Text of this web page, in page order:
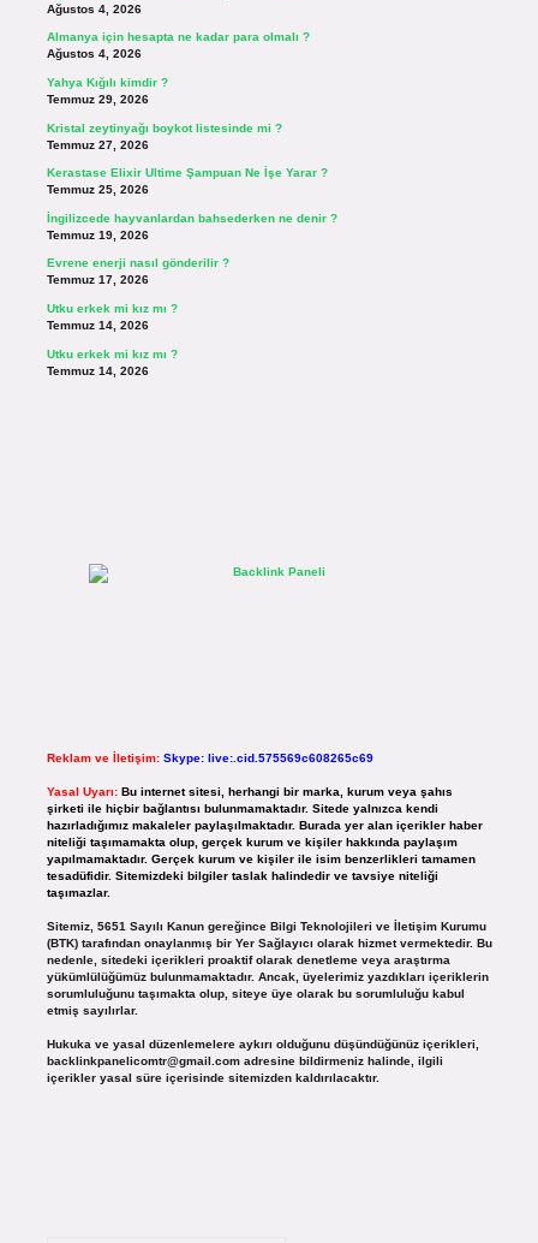
Ağustos 4, 2026
Almanya için hesapta ne kadar para olmalı ?
Ağustos 4, 2026
Yahya Kığılı kimdir ?
Temmuz 29, 2026
Kristal zeytinyağı boykot listesinde mi ?
Temmuz 27, 2026
Kerastase Elixir Ultime Şampuan Ne İşe Yarar ?
Temmuz 25, 2026
İngilizcede hayvanlardan bahsederken ne denir ?
Temmuz 19, 2026
Evrene enerji nasıl gönderilir ?
Temmuz 17, 2026
Utku erkek mi kız mı ?
Temmuz 14, 2026
Utku erkek mi kız mı ?
Temmuz 14, 2026
Reklam ve İletişim: Skype: live:.cid.575569c608265c69
Yasal Uyarı: Bu internet sitesi, herhangi bir marka, kurum veya şahıs
şirketi ile hiçbir bağlantısı bulunmamaktadır. Sitede yalnızca kendi
hazırladığımız makaleler paylaşılmaktadır. Burada yer alan içerikler haber
niteliği taşımamakta olup, gerçek kurum ve kişiler hakkında paylaşım
yapılmamaktadır. Gerçek kurum ve kişiler ile isim benzerlikleri tamamen
tesadüfidir. Sitemizdeki bilgiler taslak halindedir ve tavsiye niteliği
taşımazlar.
Sitemiz, 5651 Sayılı Kanun gereğince Bilgi Teknolojileri ve İletişim Kurumu
(BTK) tarafından onaylanmış bir Yer Sağlayıcı olarak hizmet vermektedir. Bu
nedenle, sitedeki içerikleri proaktif olarak denetleme veya araştırma
yükümlülüğümüz bulunmamaktadır. Ancak, üyelerimiz yazdıkları içeriklerin
sorumluluğunu taşımakta olup, siteye üye olarak bu sorumluluğu kabul
etmiş sayılırlar.
Hukuka ve yasal düzenlemelere aykırı olduğunu düşündüğünüz içerikleri,
backlinkpanelicomtr@gmail.comadresine bildirmeniz halinde, ilgili
içerikler yasal süre içerisinde sitemizden kaldırılacaktır.